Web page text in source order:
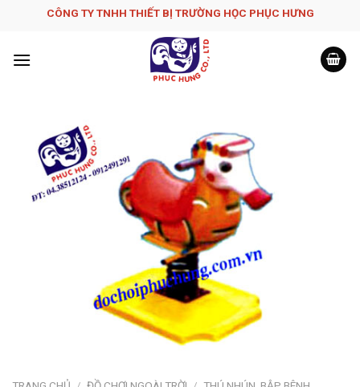
CÔNG TY TNHH THIẾT BỊ TRƯỜNG HỌC PHỤC H­ƯNG